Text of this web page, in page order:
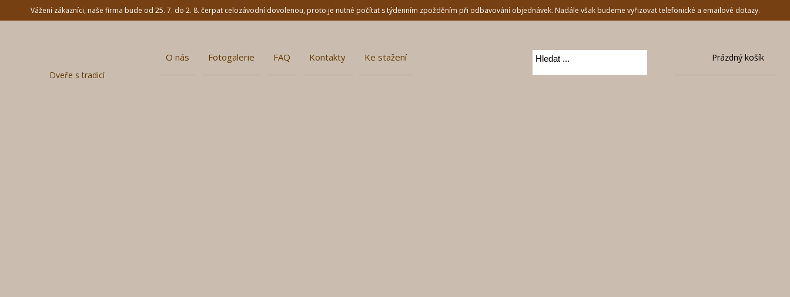
Vážení zákazníci, naše firma bude od 25. 7. do 2. 8. čerpat celozávodní dovolenou, proto je nutné počítat s týdenním zpožděním při odbavování objednávek. Nadále však budeme vyřizovat telefonické a emailové dotazy.
Dveře s tradicí
O nás Fotogalerie FAQ Kontakty Ke stažení Prázdný košík